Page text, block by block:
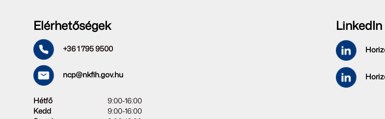
Elérhetőségek
+36 1 795 9500
ncp@nkfih.gov.hu
Hétfő
9:00-16:00
Kedd
9:00-16:00
LinkedIn